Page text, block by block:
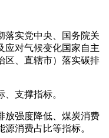
实党中央、国务院关
应对气候变化国家自主
区、直辖市）落实碳排
支撑指标。
放强度降低、煤炭消费
消费占比等指标。